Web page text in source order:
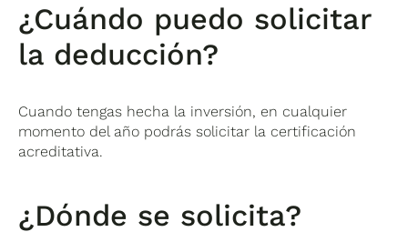
¿Cuándo puedo solicitar
la deducción?
Cuando tengas hecha la inversión, en cualquier
momento del año podrás solicitar la certificación
acreditativa.
¿Dónde se solicita?